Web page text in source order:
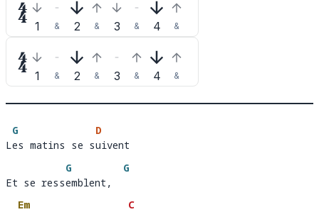
 1 & 2 & 3 & 4 &
 1 & 2 & 3 & 4 &
L
G
es matins se s
D
uiven
Les matins se suivent
Et se ress
G
emblent,
G
Et se ressemblent,
Em
C